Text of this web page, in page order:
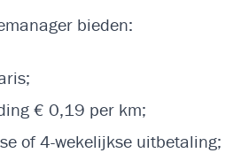
bieden:
€ 0,19 per km;
of 4-wekelijkse uitbetaling;